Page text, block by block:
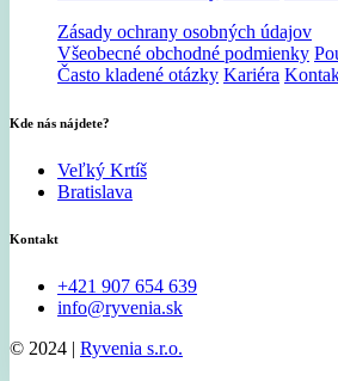
Zásady ochrany osobných údajov
Všeobecné obchodné podmienky
Často kladené otázky Kariéra
Kde nás nájdete?
Veľký Krtíš
Bratislava
Kontakt
+421 907 654 639
info@ryvenia.sk
© 2024 | Ryvenia s.r.o.